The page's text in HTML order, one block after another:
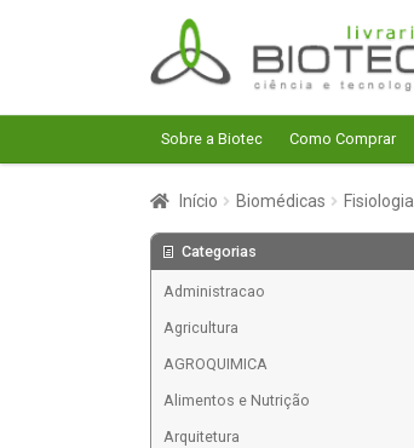
Pular
para
navegação
Pular
para
o
conteúdo
Sobre a Biotec Como Comprar
Início Biomédicas Fisiologia
Categorias
Administracao
Agricultura
AGROQUIMICA
Alimentos e Nutrição
Arquitetura